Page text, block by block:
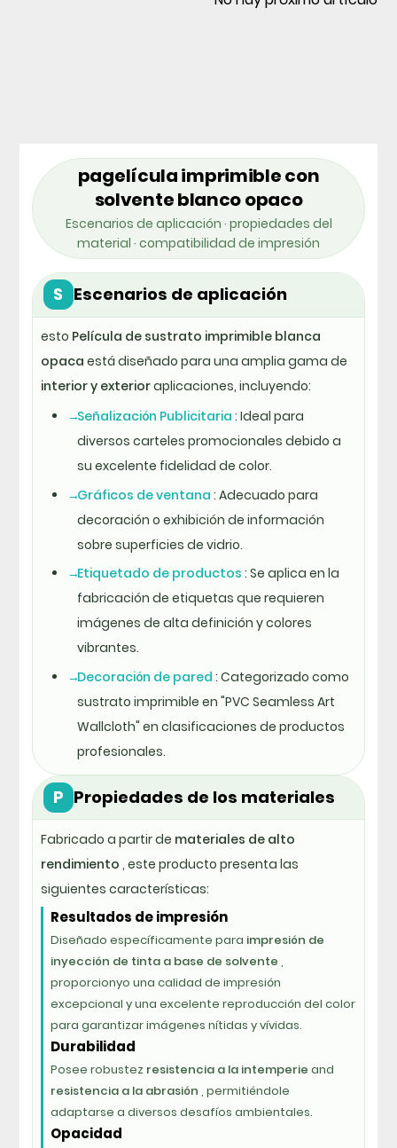
pagelícula imprimible con
solvente blanco opaco
Escenarios de aplicación · propiedades del
material · compatibilidad de impresión
S Escenarios de aplicación
esto Película de sustrato imprimible blanca
opacaestá diseñado para una amplia gama de
interior y exterioraplicaciones, incluyendo:
Señalización Publicitaria : Ideal para
diversos carteles promocionales debido a
su excelente fidelidad de color.
Gráficos de ventana : Adecuado para
decoración o exhibición de información
sobre superficies de vidrio.
Etiquetado de productos : Se aplica en la
fabricación de etiquetas que requieren
imágenes de alta definición y colores
vibrantes.
Decoración de pared : Categorizado como
sustrato imprimible en "PVC Seamless Art
Wallcloth" en clasificaciones de productos
profesionales.
P Propiedades de los materiales
Fabricado a partir de materiales de alto
rendimiento, este producto presenta las
siguientes características:
Resultados de impresión
Diseñado específicamente para impresión de
inyección de tinta a base de solvente ,
proporcionyo una calidad de impresión
excepcional y una excelente reproducción del color
para garantizar imágenes nítidas y vívidas.
Durabilidad
Posee robustez resistencia a la intemperie and
resistencia a la abrasión , permitiéndole
adaptarse a diversos desafíos ambientales.
Opacidad